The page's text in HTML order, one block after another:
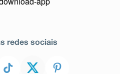
redes sociais